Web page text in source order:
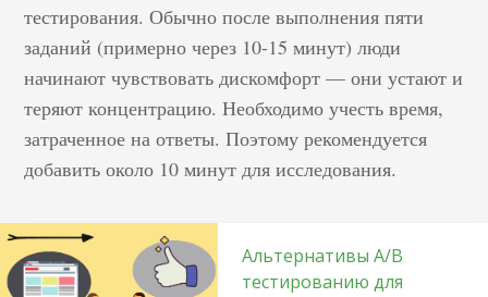
тестирования. Обычно после выполнения пяти
заданий (примерно через 10-15 минут) люди
начинают чувствовать дискомфорт — они устают и
теряют концентрацию. Необходимо учесть время,
затраченное на ответы. Поэтому рекомендуется
добавить около 10 минут для исследования.
Альтернативы A/B
тестированию для